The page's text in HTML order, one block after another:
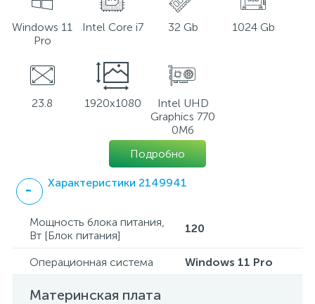
Windows 11
Pro
Intel Core i7 32 Gb 1024 Gb
23.8 1920x1080
Intel UHD
Graphics 770
0Мб
Подробно
Характеристики 2149941
Мощность блока питания,
Вт [Блок питания]
120
Операционная система Windows 11 Pro
Материнская плата